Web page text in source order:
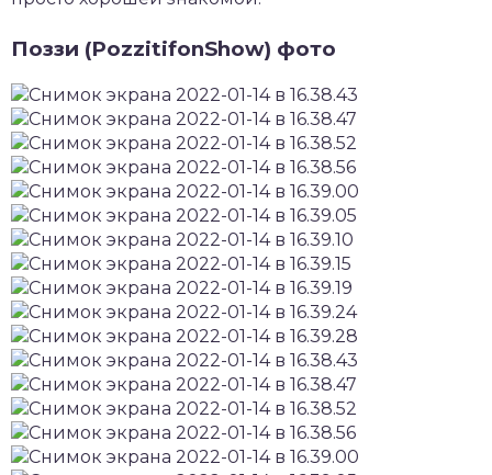
Поззи (PozzitifonShow) фото